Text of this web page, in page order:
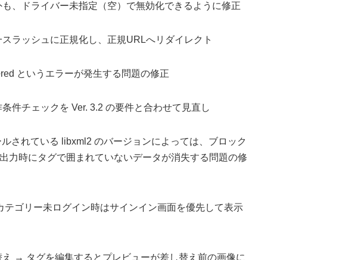
、ドライバー未指定（空）で無効化できるように修正
ラッシュに正規化し、正規URLへリダイレクト
というエラーが発生する問題の修正
件チェックを Ver. 3.2 の要件と合わせて見直し
されている libxml2 のバージョンによっては、ブロック
力時にタグで囲まれていないデータが消失する問題の修
ゴリー未ログイン時はサインイン画面を優先して表示
→ タグを編集するとプレビューが差し替え前の画像に